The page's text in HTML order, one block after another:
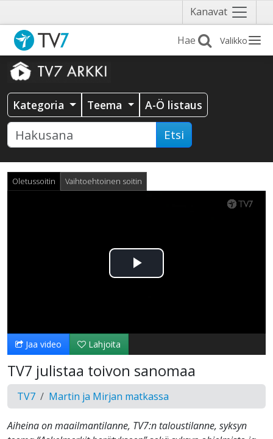
Kanavat Näytä
valikko
Valikko
Kategoria Teema A-Ö listaus
Etsi
Oletussoitin Vaihtoehtoinen soitin
Toista
Jaa video Lahjoita
TV7 julistaa toivon sanomaa
TV7 Martin ja Mirjan matkassa
Aiheina on maailmantilanne, TV7:n taloustilanne, syksyn